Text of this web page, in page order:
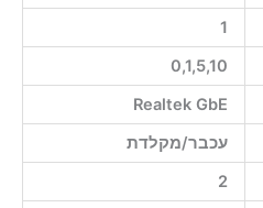
1
0,1,5,10
Realtek GbE
עכבר/מקלדת
2